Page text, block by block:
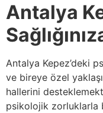
Antalya
Antalya Kepez’deki
ve bireye özel
hallerini
psikolojik zorluklarla